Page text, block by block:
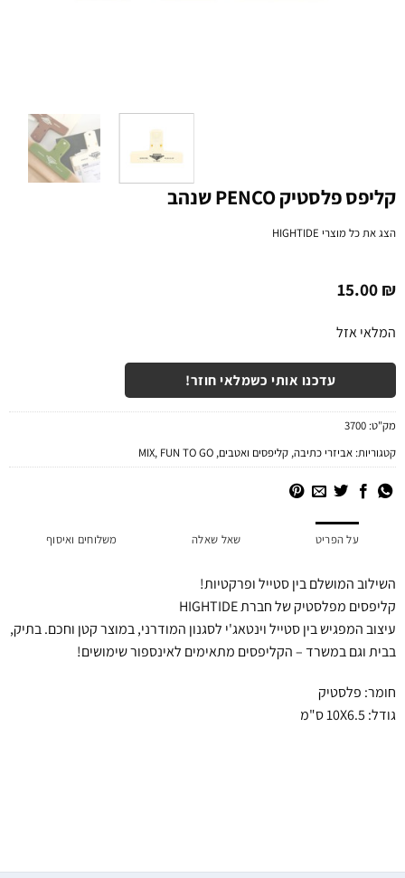
קליפס פלסטיק PENCO שנהב
הצג את כל מוצריHIGHTIDE
15.00₪
המלאי אזל
עדכנו אותי כשמלאי חוזר!
מק"ט:3700
קטגוריות:אביזרי כתיבה,קליפסים ואטבים,
MIX ,FUN TO GO
על הפריט שאל שאלה משלוחים ואיסוף
השילוב המושלם בין סטייל ופרקטיות!
קליפסים מפלסטיק של חברת HIGHTIDE
עיצוב המפגיש בין סטייל וינטאג'י לסגנון המודרני, במוצר קטן וחכם. בתיק,
בבית וגם במשרד – הקליפסים מתאימים לאינספור שימושים!
חומר: פלסטיק
גודל: 10X6.5 ס"מ